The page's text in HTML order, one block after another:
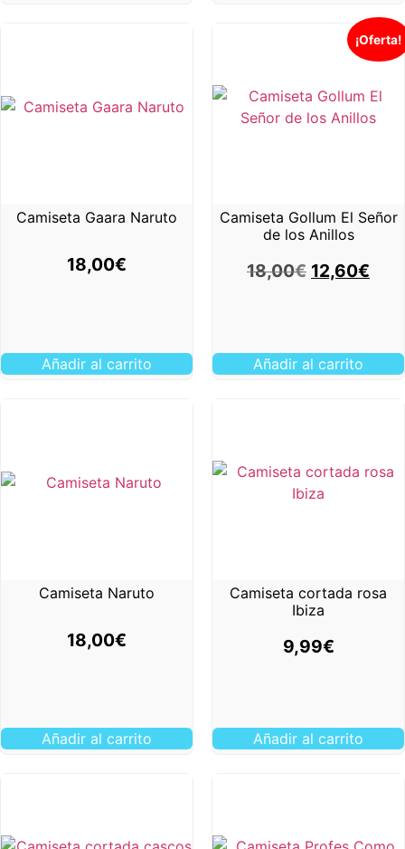
Camiseta Gaara Naruto
18,00€
Añadir al carrito
¡Oferta!
Camiseta Gollum El Señor
de los Anillos
18,00€ 12,60€
Añadir al carrito
Camiseta Naruto
18,00€
Añadir al carrito
Camiseta cortada rosa
Ibiza
9,99€
Añadir al carrito